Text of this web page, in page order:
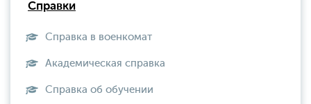
Справки
Справка в военкомат
Академическая справка
Справка об обучении